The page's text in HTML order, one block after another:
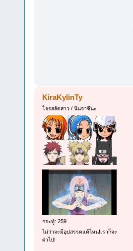
KiraKylinTy
โจรสลัดสาว / นินจาซึนะ
กระทู้: 259
ไม่ว่าจะมีอุปสรรคแค้ไหน!เราก็จะ
ฝ่าไป!